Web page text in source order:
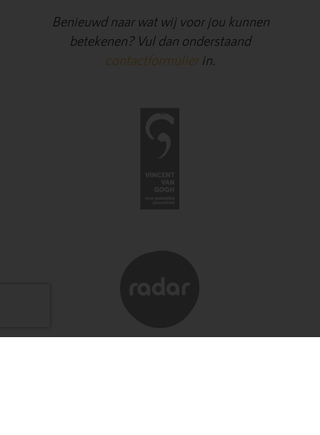
Benieuwd naar wat wij voor jou kunnen
betekenen? Vul dan onderstaand
contactformulierin.